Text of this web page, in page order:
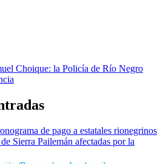
Choique: la Policía de Río Negro
de pago a estatales rionegrinos
Sierra Pailemán afectadas por la